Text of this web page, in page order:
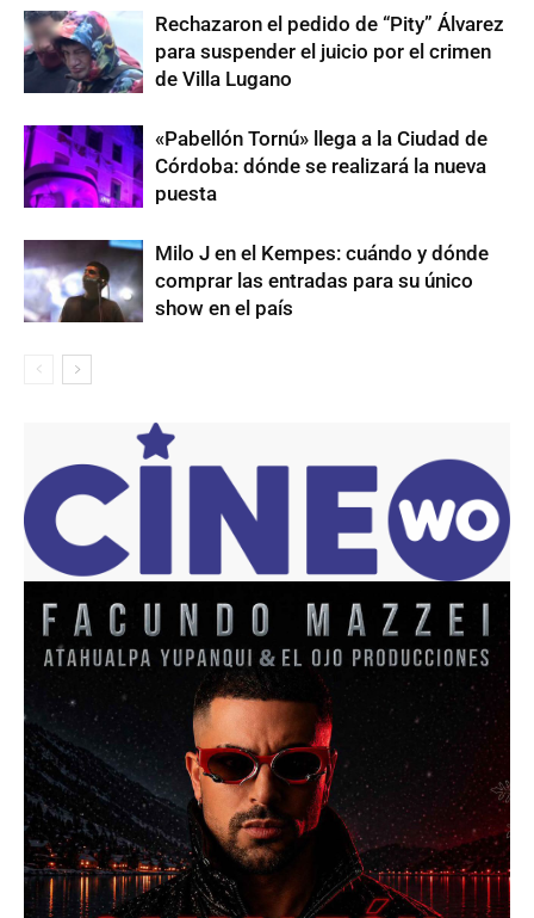
Rechazaron el pedido de “Pity” Álvarez
para suspender el juicio por el crimen
de Villa Lugano
«Pabellón Tornú» llega a la Ciudad de
Córdoba: dónde se realizará la nueva
puesta
Milo J en el Kempes: cuándo y dónde
comprar las entradas para su único
show en el país